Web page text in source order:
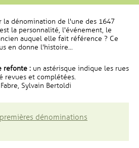
la dénomination de l'une des 1647
la personnalité, l'événement, le
auquel elle fait référence ? Ce
en donne l'histoire...
refonte : un astérisque indique les rues
revues et complétées.
Sylvain Bertoldi
dénominations